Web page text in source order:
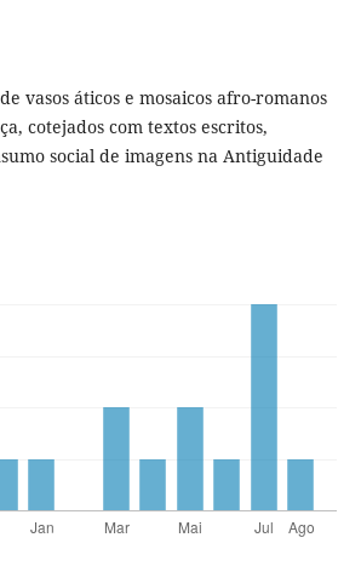
vasos áticos e mosaicos afro-romanos
cotejados com textos escritos,
social de imagens na Antiguidade